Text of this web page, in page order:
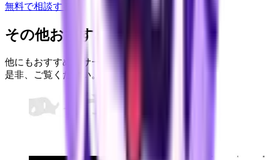
無料で相談する
その他おすすめサービス
他にもおすすめのサービスがございます。
是非、ご覧ください。